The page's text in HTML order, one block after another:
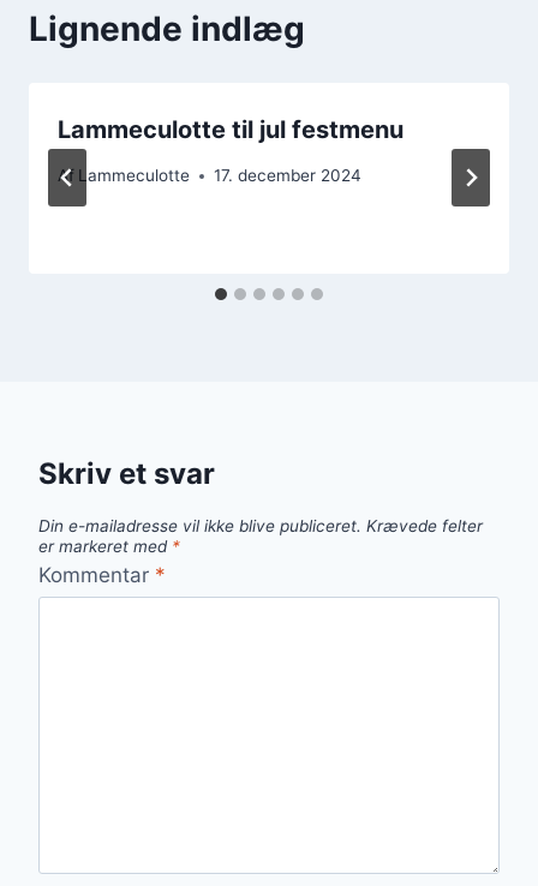
Lignende indlæg
Lammeculotte til jul festmenu
Af Lammeculotte 17. december 2024
Skriv et svar
Din e-mailadresse vil ikke blive publiceret. Krævede felter
er markeret med *
Kommentar *